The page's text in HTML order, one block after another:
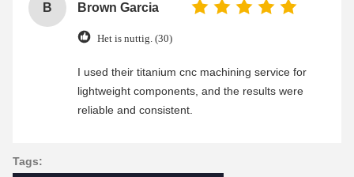
B Brown Garcia
Het is nuttig. (30)
I used their titanium cnc machining service for
lightweight components, and the results were
reliable and consistent.
Tags: